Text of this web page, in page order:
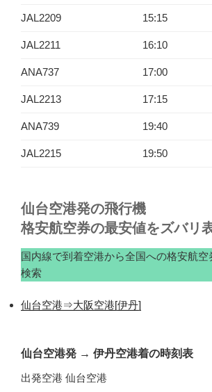
JAL2209 15:15
JAL2211 16:10
ANA737 17:00
JAL2213 17:15
ANA739 19:40
JAL2215 19:50
仙台空港発の飛行機
格安航空券の最安値をズバリ
国内線で到着空港から全国への格安航空
検索
仙台空港⇒大阪空港[伊丹]
仙台空港発 → 伊丹空港着の時刻表
出発空港 仙台空港